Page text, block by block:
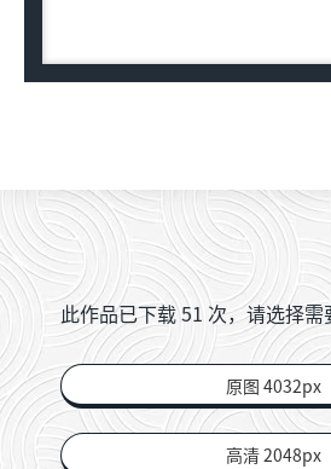
此作品已下载51 次，请选择需
原图 4032px
高清 2048px